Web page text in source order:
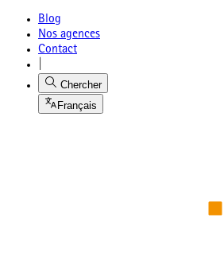
Blog
Nos agences
Contact
Chercher
Français